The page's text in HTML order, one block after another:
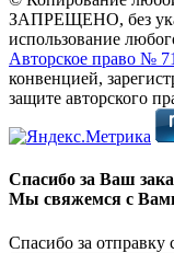
ЗАПРЕЩЕНО, без
использование
Авторское право №
конвенцией,
защите авторского
Спасибо за Ваш
Мы свяжемся с
Спасибо за отправку